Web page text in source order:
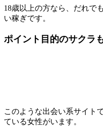
18歳以上の方なら、だれで
い稼ぎです。
ポイント目的のサクラ
このような出会い系サイト
ている女性がいます。